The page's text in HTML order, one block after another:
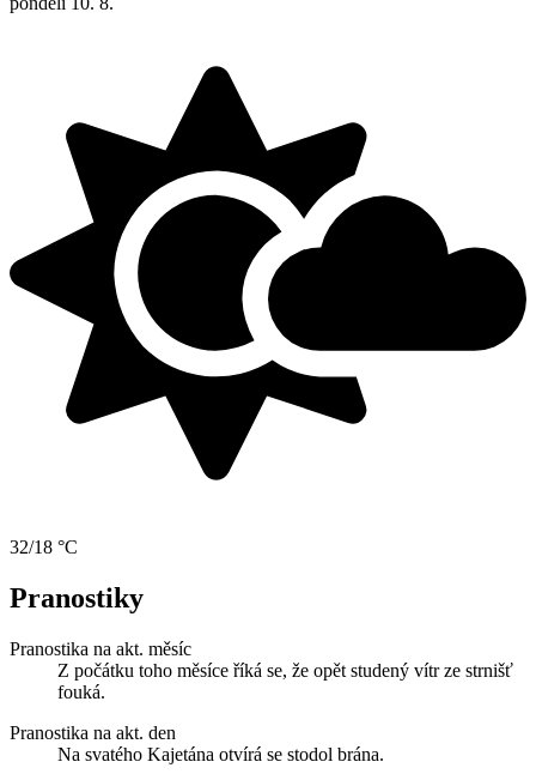
32/18 °C
Pranostiky
Pranostika na akt. měsíc
Z počátku toho měsíce říká se, že opět studený vítr ze strnišť
fouká.
Pranostika na akt. den
Na svatého Kajetána otvírá se stodol brána.